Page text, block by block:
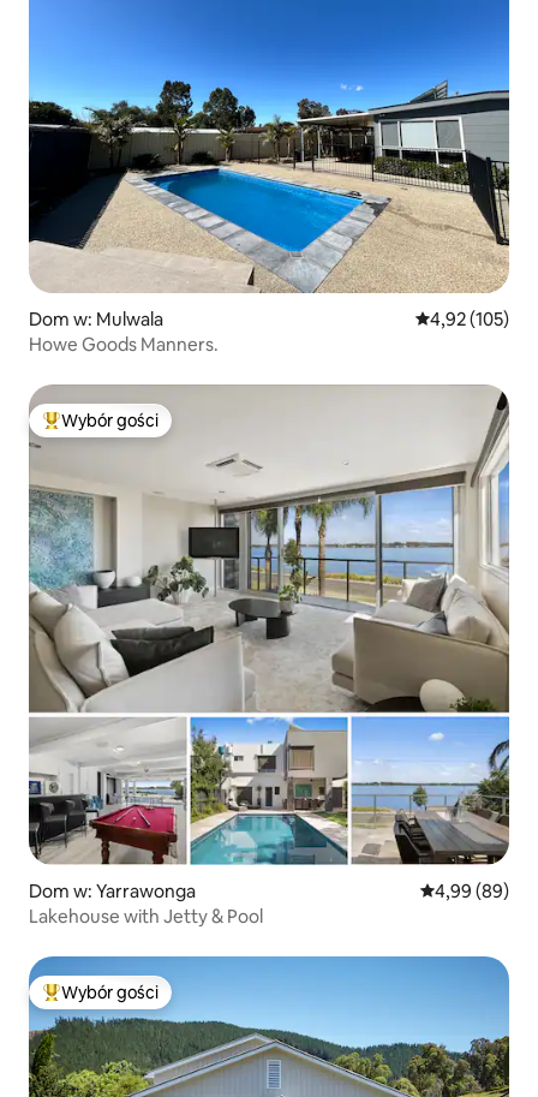
Dom w: Mulwala Średnia
4,92 (105)
Howe Goods Manners.
Najpopularniejsze z kategorii Wybór gości
Wybór gości
Dom w: Yarrawonga Średnia
4,99 (89)
Lakehouse with Jetty & Pool
Najpopularniejsze z kategorii Wybór gości
Wybór gości